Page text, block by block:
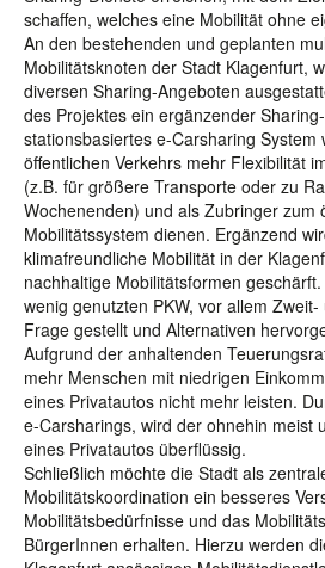
schaffen, welches eine Mobilität ohne
An den bestehenden und geplanten
Mobilitätsknoten der Stadt Klagenfurt,
diversen Sharing-Angeboten
des Projektes ein ergänzender
stationsbasiertes e-Carsharing System
öffentlichen Verkehrs mehr Flexibilität
(z.B. für größere Transporte oder zu
Wochenenden) und als Zubringer zum
Mobilitätssystem dienen. Ergänzend
klimafreundliche Mobilität in der
nachhaltige Mobilitätsformen
wenig genutzten PKW, vor allem
Frage gestellt und Alternativen
Aufgrund der anhaltenden
mehr Menschen mit niedrigen
eines Privatautos nicht mehr leisten.
e-Carsharings, wird der ohnehin meist
eines Privatautos überflüssig.
Schließlich möchte die Stadt als
Mobilitätskoordination ein besseres
Mobilitätsbedürfnisse und das
BürgerInnen erhalten. Hierzu werden